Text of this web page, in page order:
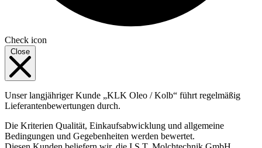
Check icon
Close
Unser langjähriger Kunde „KLK Oleo / Kolb“ führt regelmäßig
Lieferantenbewertungen durch.
Die Kriterien Qualität, Einkaufsabwicklung und allgemeine
Bedingungen und Gegebenheiten werden bewertet.